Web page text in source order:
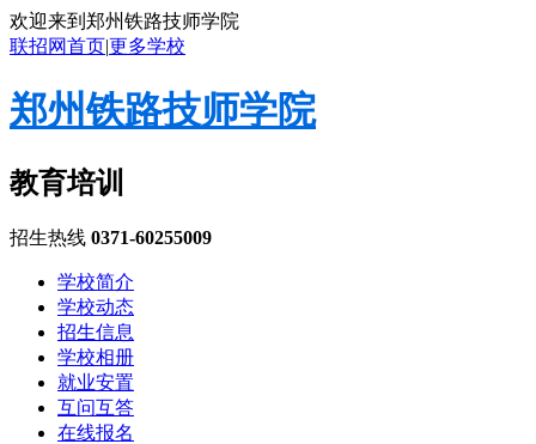
欢迎来到郑州铁路技师学院
联招网首页|更多学校
郑州铁路技师学院
教育培训
招生热线 0371-60255009
学校简介
学校动态
招生信息
学校相册
就业安置
互问互答
在线报名